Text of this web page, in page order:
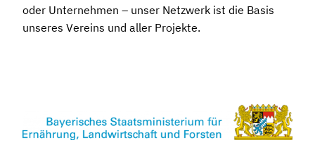
oder Unternehmen – unser Netzwerk ist die Basis
unseres Vereins und aller Projekte.